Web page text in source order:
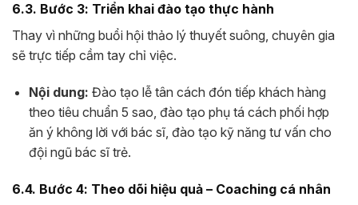
6.3. Bước 3: Triển khai đào tạo thực hành
Thay vì những buổi hội thảo lý thuyết suông, chuyên gia
sẽ trực tiếp cầm tay chỉ việc.
Nội dung: Đào tạo lễ tân cách đón tiếp khách hàng
theo tiêu chuẩn 5 sao, đào tạo phụ tá cách phối hợp
ăn ý không lời với bác sĩ, đào tạo kỹ năng tư vấn cho
đội ngũ bác sĩ trẻ.
6.4. Bước 4: Theo dõi hiệu quả – Coaching cá nhân